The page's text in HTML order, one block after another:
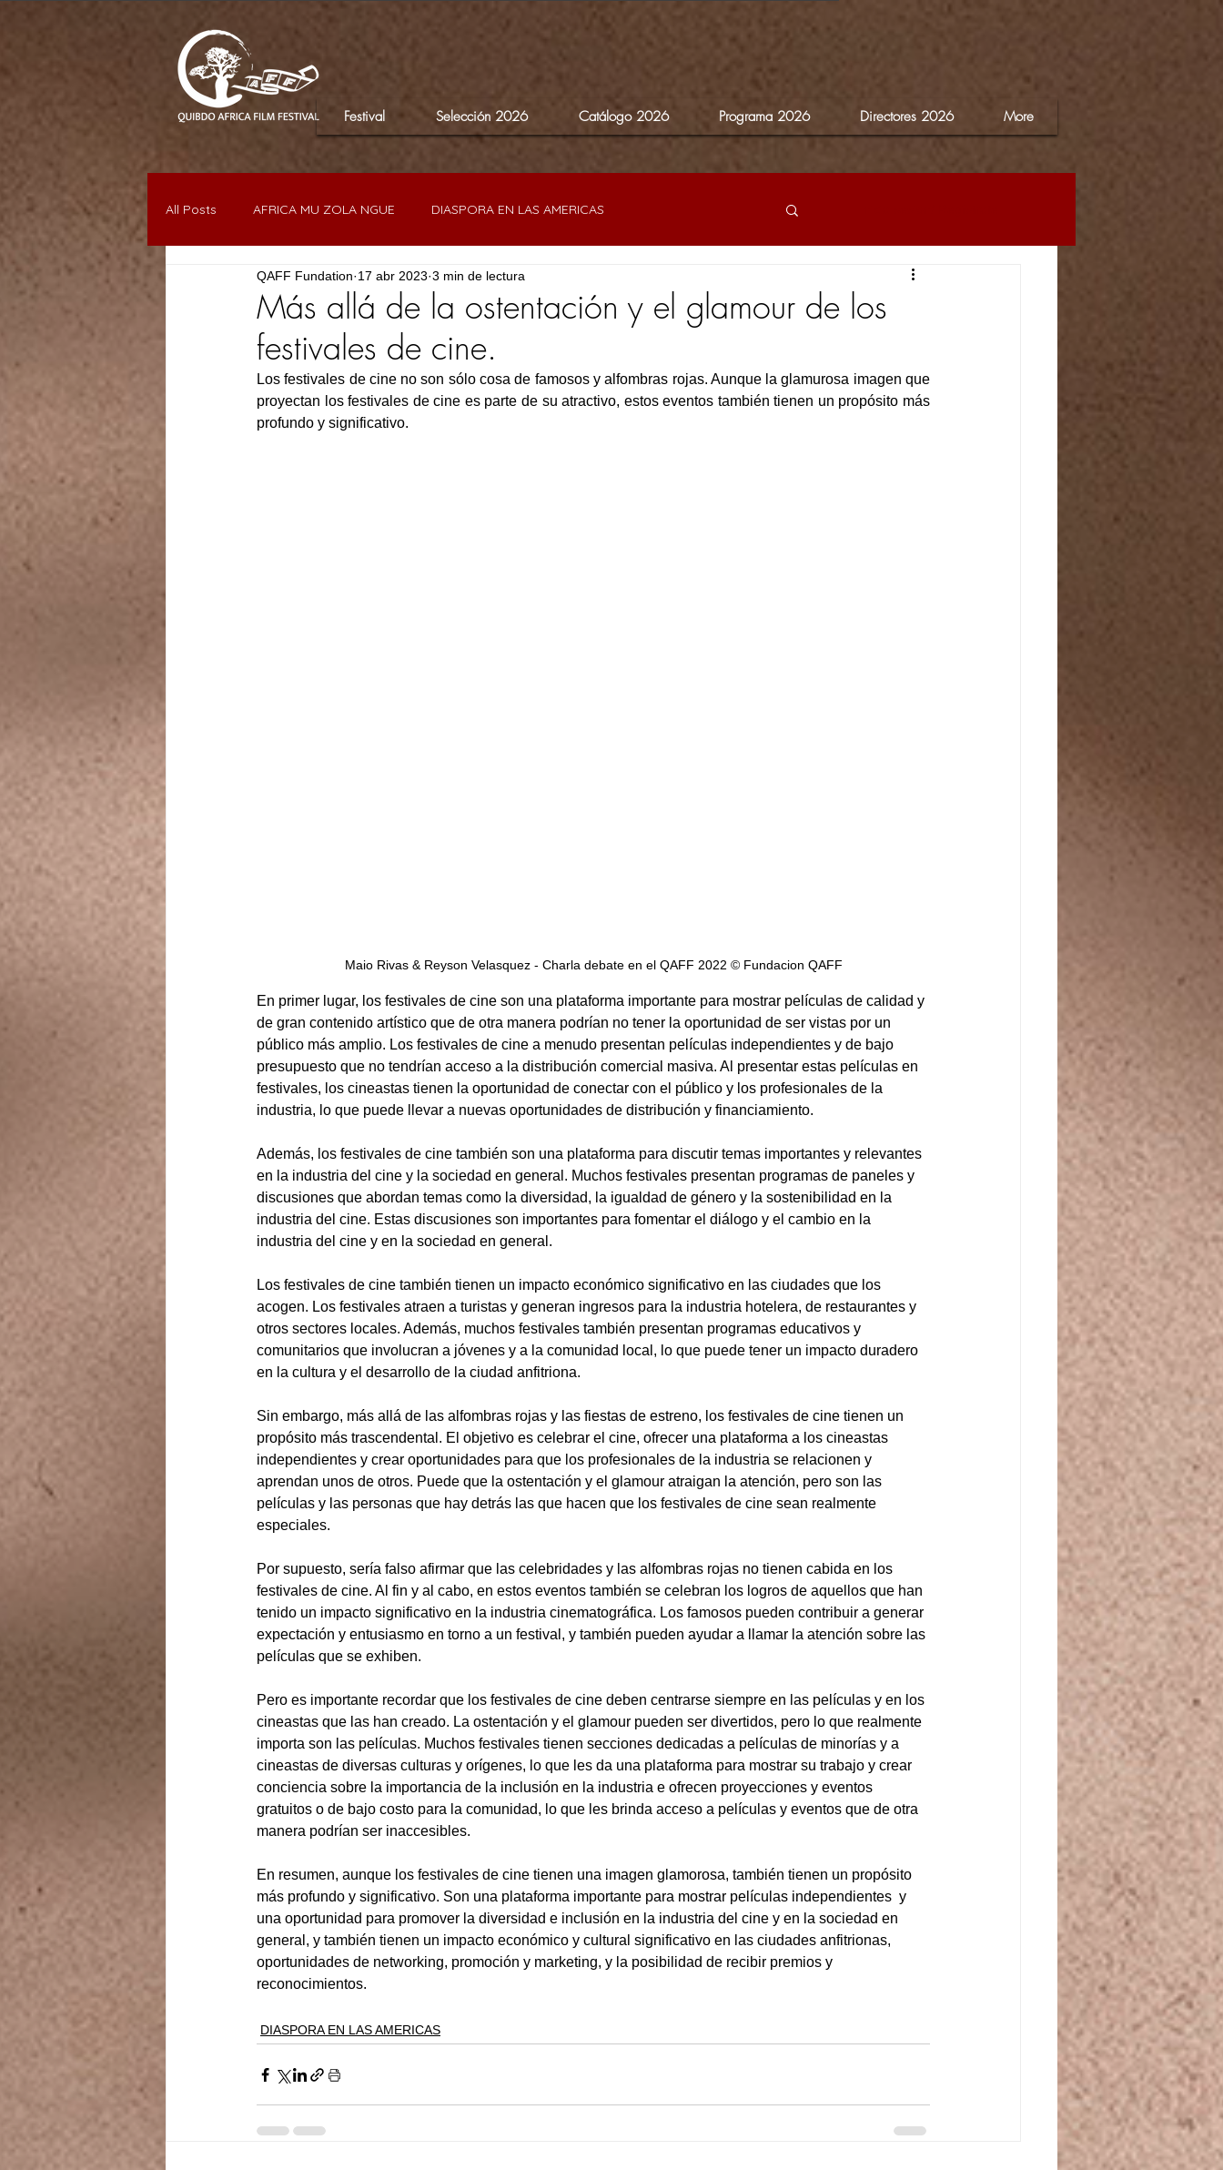
Festival Selección 2026 Catálogo 2026 Programa 2026 Directores 2026 More
All Posts AFRICA MU ZOLA NGUE DIASPORA EN LAS AMERICAS
DIASPORA EN EUROPA MUJERES DIRECTORAS
Más allá de la ostentación y el glamour de los
festivales de cine.
QAFF Fundation 17 abr 2023 3 min de lectura
Los festivales de cine no son sólo cosa de famosos y alfombras rojas. Aunque la glamurosa imagen que
proyectan los festivales de cine es parte de su atractivo, estos eventos también tienen un propósito más
profundo y significativo.
Maio Rivas & Reyson Velasquez - Charla debate en el QAFF 2022 © Fundacion QAFF
En primer lugar, los festivales de cine son una plataforma importante para mostrar películas de calidad y
de gran contenido artístico que de otra manera podrían no tener la oportunidad de ser vistas por un
público más amplio. Los festivales de cine a menudo presentan películas independientes y de bajo
presupuesto que no tendrían acceso a la distribución comercial masiva. Al presentar estas películas en
festivales, los cineastas tienen la oportunidad de conectar con el público y los profesionales de la
industria, lo que puede llevar a nuevas oportunidades de distribución y financiamiento.
Además, los festivales de cine también son una plataforma para discutir temas importantes y relevantes
en la industria del cine y la sociedad en general. Muchos festivales presentan programas de paneles y
discusiones que abordan temas como la diversidad, la igualdad de género y la sostenibilidad en la
industria del cine. Estas discusiones son importantes para fomentar el diálogo y el cambio en la
industria del cine y en la sociedad en general.
Los festivales de cine también tienen un impacto económico significativo en las ciudades que los
acogen. Los festivales atraen a turistas y generan ingresos para la industria hotelera, de restaurantes y
otros sectores locales. Además, muchos festivales también presentan programas educativos y
comunitarios que involucran a jóvenes y a la comunidad local, lo que puede tener un impacto duradero
en la cultura y el desarrollo de la ciudad anfitriona.
Sin embargo, más allá de las alfombras rojas y las fiestas de estreno, los festivales de cine tienen un
propósito más trascendental. El objetivo es celebrar el cine, ofrecer una plataforma a los cineastas
independientes y crear oportunidades para que los profesionales de la industria se relacionen y
aprendan unos de otros. Puede que la ostentación y el glamour atraigan la atención, pero son las
películas y las personas que hay detrás las que hacen que los festivales de cine sean realmente
especiales.
Por supuesto, sería falso afirmar que las celebridades y las alfombras rojas no tienen cabida en los
festivales de cine. Al fin y al cabo, en estos eventos también se celebran los logros de aquellos que han
tenido un impacto significativo en la industria cinematográfica. Los famosos pueden contribuir a generar
expectación y entusiasmo en torno a un festival, y también pueden ayudar a llamar la atención sobre las
películas que se exhiben.
Pero es importante recordar que los festivales de cine deben centrarse siempre en las películas y en los
cineastas que las han creado. La ostentación y el glamour pueden ser divertidos, pero lo que realmente
importa son las películas. Muchos festivales tienen secciones dedicadas a películas de minorías y a
cineastas de diversas culturas y orígenes, lo que les da una plataforma para mostrar su trabajo y crear
conciencia sobre la importancia de la inclusión en la industria e ofrecen proyecciones y eventos
gratuitos o de bajo costo para la comunidad, lo que les brinda acceso a películas y eventos que de otra
manera podrían ser inaccesibles.
En resumen, aunque los festivales de cine tienen una imagen glamorosa, también tienen un propósito
más profundo y significativo. Son una plataforma importante para mostrar películas independientes  y
una oportunidad para promover la diversidad e inclusión en la industria del cine y en la sociedad en
general, y también tienen un impacto económico y cultural significativo en las ciudades anfitrionas,
oportunidades de networking, promoción y marketing, y la posibilidad de recibir premios y
reconocimientos.
DIASPORA EN LAS AMERICAS